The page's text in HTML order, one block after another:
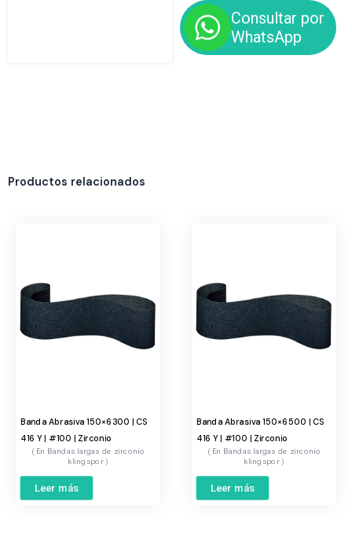
Consultar por
WhatsApp
Productos relacionados
Banda Abrasiva 150×6300 | CS
416 Y | #100 | Zirconio
Bandas largas de zirconio
klingspor
Leer más
Banda Abrasiva 150×6500 | CS
416 Y | #100 | Zirconio
Bandas largas de zirconio
klingspor
Leer más